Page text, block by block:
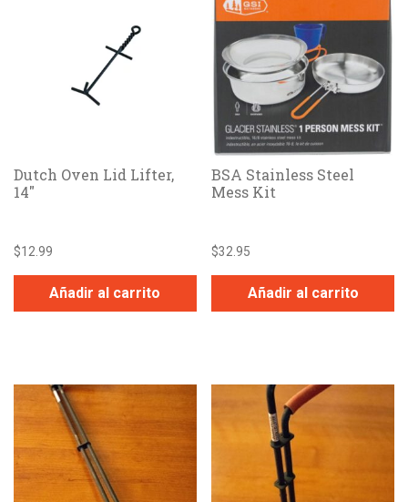
Dutch Oven Lid Lifter,
14″
$12.99
Añadir al carrito
BSA Stainless Steel
Mess Kit
$32.95
Añadir al carrito